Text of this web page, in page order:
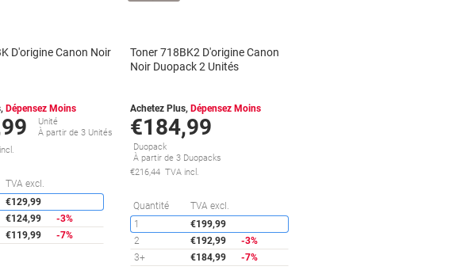
D'origine Canon Noir
Dépensez Moins
Unité
À partir de 3 Unités
TVA excl.
€129,99
€124,99
-3%
€119,99 -7%
Toner 718BK2 D'origine Canon
Noir Duopack 2 Unités
Achetez Plus, Dépensez Moins
€184,99
Duopack
À partir de 3 Duopacks
€216,44 TVA incl.
Quantité TVA excl.
1
€199,99
2
€192,99
-3%
3+
€184,99 -7%